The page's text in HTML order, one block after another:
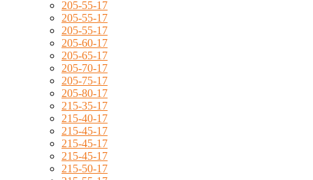
205-55-17
205-55-17
205-55-17
205-60-17
205-65-17
205-70-17
205-75-17
205-80-17
215-35-17
215-40-17
215-45-17
215-45-17
215-45-17
215-50-17